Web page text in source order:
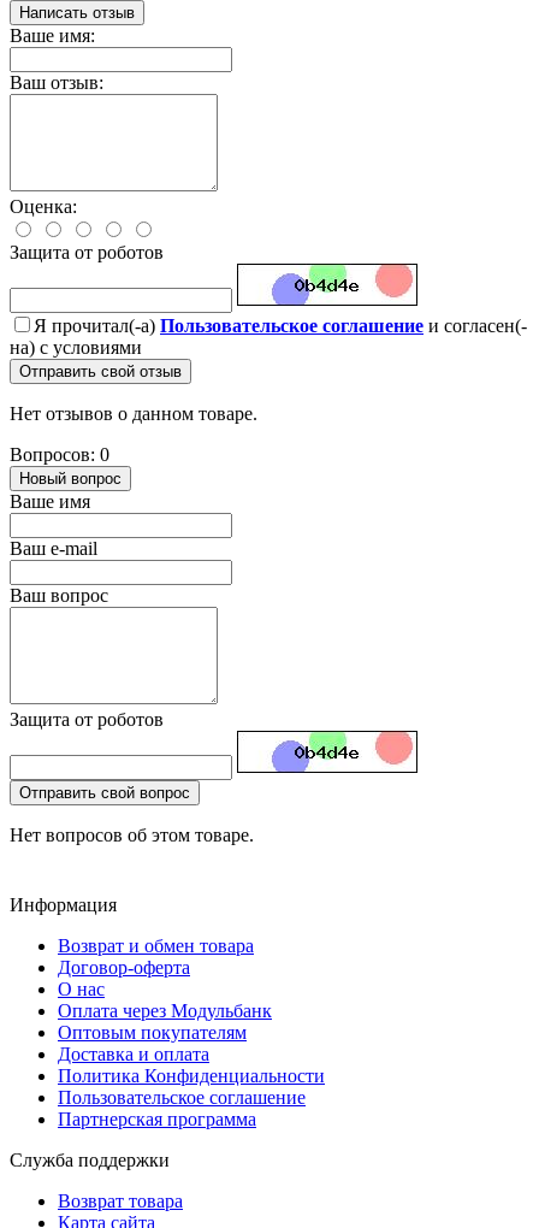
Написать отзыв
Ваше имя:
Ваш отзыв:
Оценка:
Защита от роботов
Я прочитал(-а) Пользовательское соглашение и согласен(-
на) с условиями
Отправить свой отзыв
Нет отзывов о данном товаре.
Вопросов: 0
Новый вопрос
Ваше имя
Ваш e-mail
Ваш вопрос
Защита от роботов
Отправить свой вопрос
Нет вопросов об этом товаре.
Информация
Возврат и обмен товара
Договор-оферта
О нас
Оплата через Модульбанк
Оптовым покупателям
Доставка и оплата
Политика Конфиденциальности
Пользовательское соглашение
Партнерская программа
Служба поддержки
Возврат товара
Карта сайта